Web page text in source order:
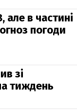
але в частині
погоди
зі
тиждень